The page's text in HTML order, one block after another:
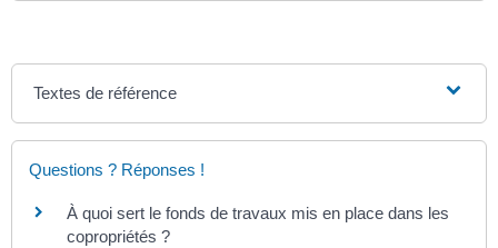
Textes de référence
Questions ? Réponses !
À quoi sert le fonds de travaux mis en place dans les
copropriétés ?